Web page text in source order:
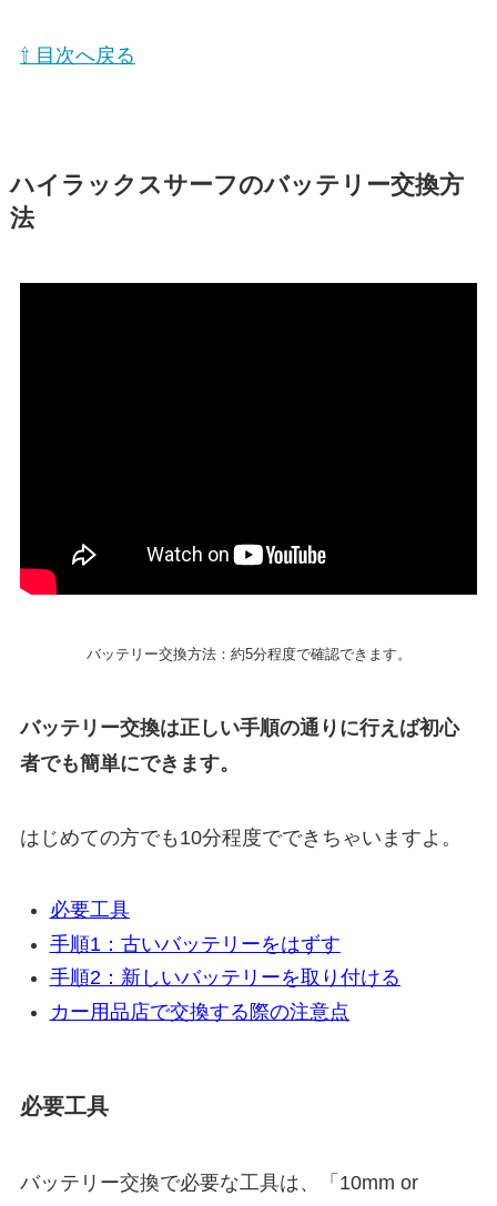
⇧ 目次へ戻る
ハイラックスサーフのバッテリー交換方
法
バッテリー交換方法：約5分程度で確認できます。
バッテリー交換は正しい手順の通りに行えば初心
者でも簡単にできます。
はじめての方でも10分程度でできちゃいますよ。
必要工具
手順1：古いバッテリーをはずす
手順2：新しいバッテリーを取り付ける
カー用品店で交換する際の注意点
必要工具
バッテリー交換で必要な工具は、「10mm or